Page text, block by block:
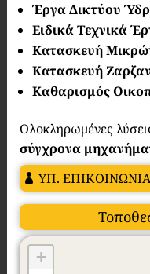
Έργα Δικτύου
Ειδικά Τεχνικά
Κατασκευή
Κατασκευή
Καθαρισμός
Ολοκληρωμένες
σύγχρονα
ΥΠ.
+